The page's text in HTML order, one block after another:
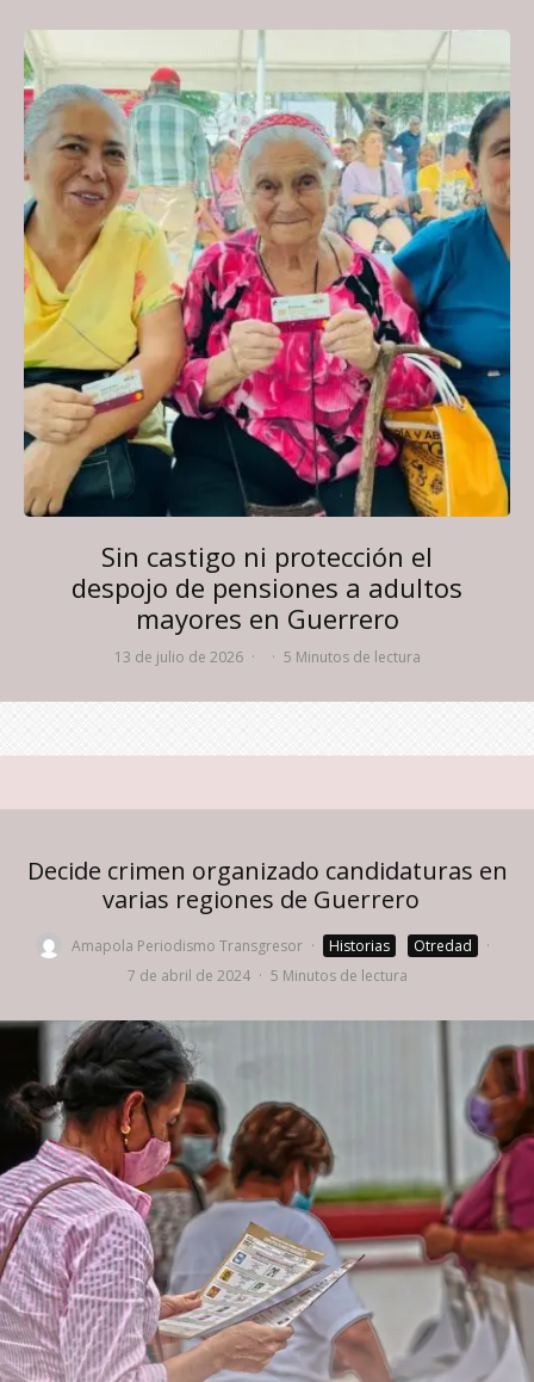
Sin castigo ni protección el
despojo de pensiones a adultos
mayores en Guerrero
13 de julio de 2026 · · 5 Minutos de lectura
Decide crimen organizado candidaturas en
varias regiones de Guerrero
Amapola Periodismo Transgresor · Historias Otredad
·
7 de abril de 2024 · 5 Minutos de lectura